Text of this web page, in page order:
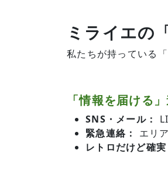
ミライエの
私たちが持っている
「情報を届ける
SNS・メール：
緊急連絡： エリ
レトロだけど確実